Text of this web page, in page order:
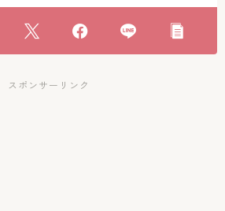
スポンサーリンク